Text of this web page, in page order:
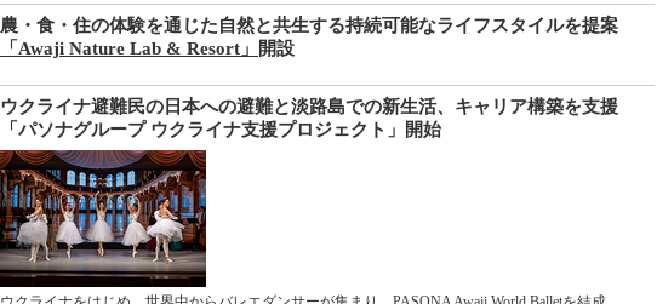
農・食・住の体験を通じた自然と共生する持続可能なライフスタイルを提案
「Awaji Nature Lab & Resort」
開設
ウクライナ避難民の日本への避難と淡路島での新生活、キャリア構築を支援
「パソナグループ ウクライナ支援プロジェクト」開始